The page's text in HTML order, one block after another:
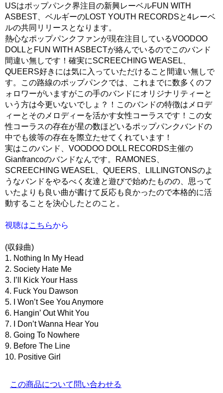
USはポップパンク界注目の新興レーベルFUN WITH
ASBEST、ベルギーのLOST YOUTH RECORDSと4レーベ
ルの共同リリースとなります。
熱心なポップパンクファンが現在注目しているVOODOO
DOLLとFUN WITH ASBECTが絡んでいるのでこのバンド
間違い無しです！確実にSCREECHING WEASEL、
QUEERS好きには気に入っていただけること間違い無しで
す。この路線のポップパンクでは、これまでに数多くのフ
ォロワーがいますがこの手のバンドにオリジナリティーと
いう方は今更いないでしょ？！このバンドの特徴はメロデ
ィーとそのメロディーを活かす女性コーラスです！この女
性コーラスの存在が星の数ほどいるポップパンクバンドの
中でも彼等の存在を際立たせてくれています！
実はこのバンド、VOODOO DOLL RECORDS主催の
Gianfrancoのバンドなんです。RAMONES、
SCREECHING WEASEL、QUEERS、LILLINGTONSのよ
うなバンドをやるべく友達と遊びで始めたものの、思って
いたよりも良い曲が書けて反応も良かったので本格的に活
動することを決心したとのこと。
視聴はこちらから
(収録曲)
1. Nothing In My Head
2. Society Hate Me
3. I’ll Kick Your Hass
4. Fuck You Dawson
5. I Won’t See You Anymore
6. Hangin’ Out Whit You
7. I Don’t Wanna Hear You
8. Going To Nowhere
9. Before The Line
10. Positive Girl
この商品について問い合わせる